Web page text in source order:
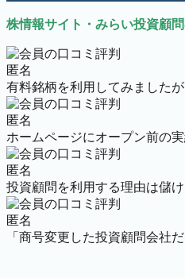
株情報サイト・みらい投資顧問
匿名
有料銘柄を利用してみました
匿名
ホームページにオープン前の
匿名
投資顧問を利用する理由は儲
匿名
「商号変更した投資顧問会社